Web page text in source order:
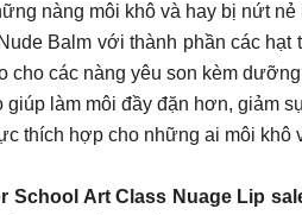
nàng môi khô và hay bị nứt
Balm với thành phần các hạt
cho các nàng yêu son kèm
làm môi đầy đặn hơn, giảm
thích hợp cho những ai môi
School Art Class Nuage Lip